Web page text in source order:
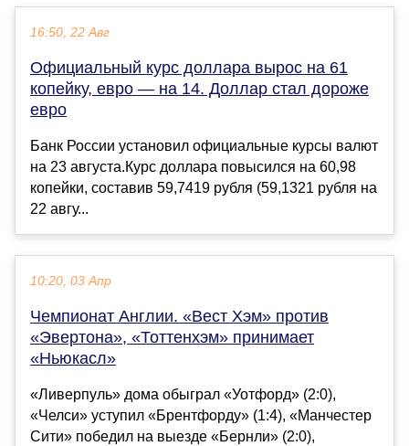
16:50, 22 Авг
Официальный курс доллара вырос на 61
копейку, евро — на 14. Доллар стал дороже
евро
Банк России установил официальные курсы валют
на 23 августа.Курс доллара повысился на 60,98
копейки, составив 59,7419 рубля (59,1321 рубля на
22 авгу...
10:20, 03 Апр
Чемпионат Англии. «Вест Хэм» против
«Эвертона», «Тоттенхэм» принимает
«Ньюкасл»
«Ливерпуль» дома обыграл «Уотфорд» (2:0),
«Челси» уступил «Брентфорду» (1:4), «Манчестер
Сити» победил на выезде «Бернли» (2:0),